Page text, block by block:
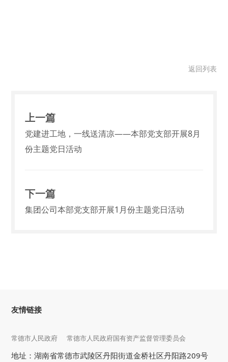
返回列表
上一篇
党建进工地，一线送清凉——本部党支部开展8月
份主题党日活动
下一篇
集团公司本部党支部开展1月份主题党日活动
友情链接
常德市人民政府 常德市人民政府国有资产监督管理委员会
地址：湖南省常德市武陵区丹阳街道金桥社区丹阳路209号